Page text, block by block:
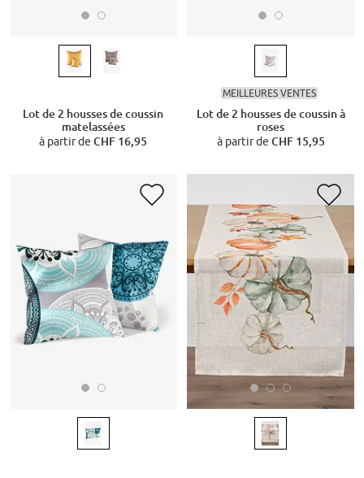
Lot de 2 housses de coussin
matelassées
à partir deCHF 16,95
MEILLEURES VENTES
Lot de 2 housses de coussin à
roses
à partir de CHF 15,95